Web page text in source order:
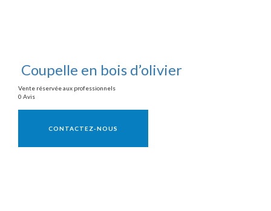
Coupelle en bois d’olivier
Vente réservée aux professionnels
0 Avis
CONTACTEZ-NOUS